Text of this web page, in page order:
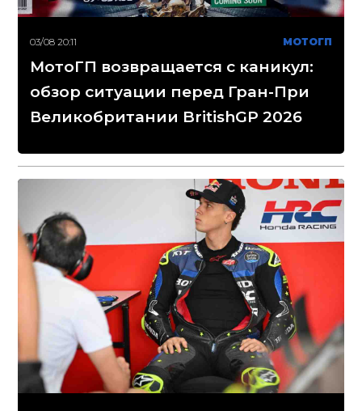
03/08 20:11 МОТОГП
МотоГП возвращается с каникул:
обзор ситуации перед Гран-При
Великобритании BritishGP 2026